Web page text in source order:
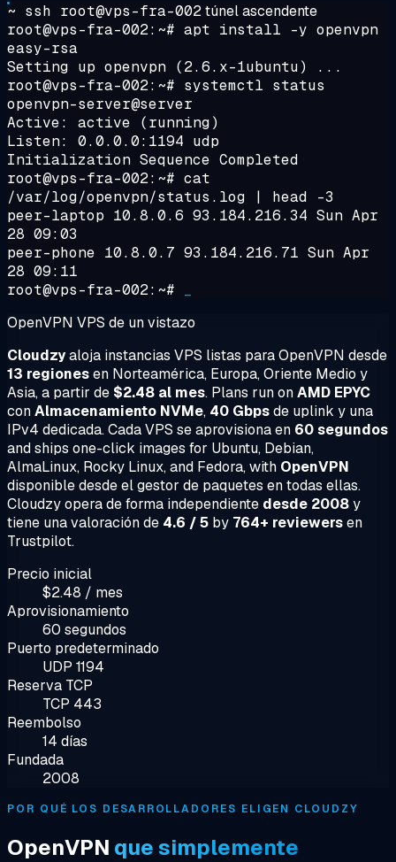
~ ssh root@vps-fra-002túnel ascendente
root@vps-fra-002:~# apt install -y openvpn
easy-rsa
Setting up openvpn (2.6.x-1ubuntu) ...
root@vps-fra-002:~# systemctl status
openvpn-server@server
Active: active (running)
Listen: 0.0.0.0:1194 udp
Initialization Sequence Completed
root@vps-fra-002:~# cat
/var/log/openvpn/status.log | head -3
peer-laptop 10.8.0.6 93.184.216.34 Sun Apr
28 09:03
peer-phone 10.8.0.7 93.184.216.71 Sun Apr
28 09:11
root@vps-fra-002:~#
OpenVPN VPS de un vistazo
Cloudzyaloja instancias VPS listas para OpenVPN desde
13 regionesen Norteamérica, Europa, Oriente Medio y
Asia, a partir de $2.48 al mes. Plans run onAMD EPYC
conAlmacenamiento NVMe, 40 Gbpsde uplink y una
IPv4 dedicada. Cada VPS se aprovisiona en 60 segundos
and ships one-click images for Ubuntu, Debian,
AlmaLinux, Rocky Linux, and Fedora, with OpenVPN
disponible desde el gestor de paquetes en todas ellas.
Cloudzy opera de forma independiente desde 2008y
tiene una valoración de 4.6 / 5 by 764+ reviewersen
Trustpilot.
Precio inicial
$2.48 / mes
Aprovisionamiento
60 segundos
Puerto predeterminado
UDP 1194
Reserva TCP
TCP 443
Reembolso
14 días
Fundada
2008
POR QUÉ LOS DESARROLLADORES ELIGEN CLOUDZY
OpenVPN que simplemente